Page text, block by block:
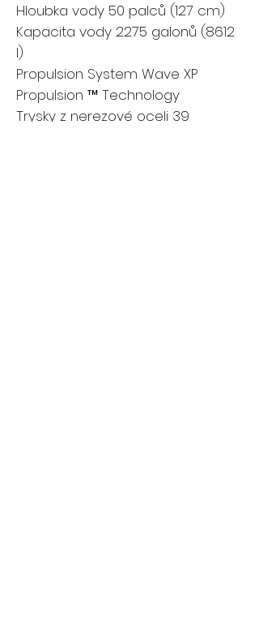
Hloubka vody 50 palců (127 cm)
Kapacita vody 2275 galonů (8612
l)
Propulsion System Wave XP
Propulsion ™ Technology
Trysky z nerezové oceli 39